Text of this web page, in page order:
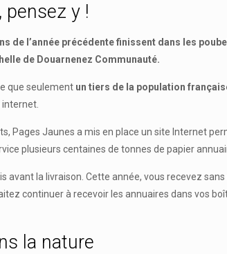
y !
de l’année précédente finissent dans les
de Douarnenez Communauté.
que seulement un tiers de la population
Pages Jaunes a mis en place un site Internet
plusieurs centaines de tonnes de papier
avant la livraison. Cette année, vous recevez
continuer à recevoir les annuaires dans vos
la nature